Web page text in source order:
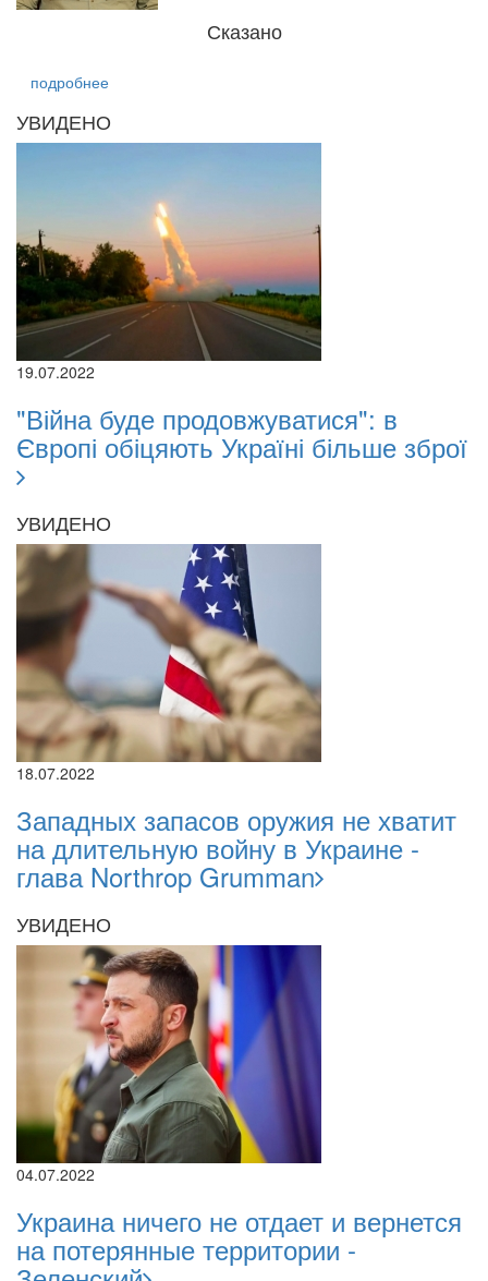
Сказано
подробнее
УВИДЕНО
19.07.2022
"Війна буде продовжуватися": в
Європі обіцяють Україні більше зброї
УВИДЕНО
18.07.2022
Западных запасов оружия не хватит
на длительную войну в Украине -
глава Northrop Grumman
УВИДЕНО
04.07.2022
Украина ничего не отдает и вернется
на потерянные территории -